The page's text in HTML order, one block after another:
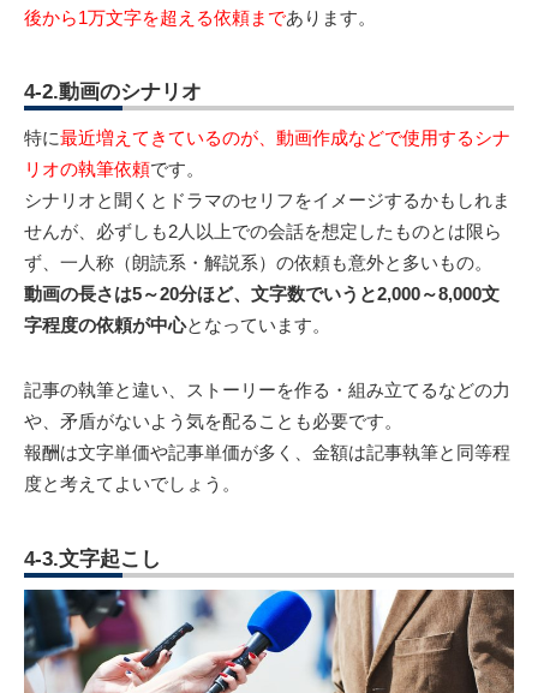
後から1万文字を超える依頼まであります。
4-2.動画のシナリオ
特に最近増えてきているのが、動画作成などで使用するシナ
リオの執筆依頼です。
シナリオと聞くとドラマのセリフをイメージするかもしれま
せんが、必ずしも2人以上での会話を想定したものとは限ら
ず、一人称（朗読系・解説系）の依頼も意外と多いもの。
動画の長さは5～20分ほど、文字数でいうと2,000～8,000文
字程度の依頼が中心となっています。
記事の執筆と違い、ストーリーを作る・組み立てるなどの力
や、矛盾がないよう気を配ることも必要です。
報酬は文字単価や記事単価が多く、金額は記事執筆と同等程
度と考えてよいでしょう。
4-3.文字起こし